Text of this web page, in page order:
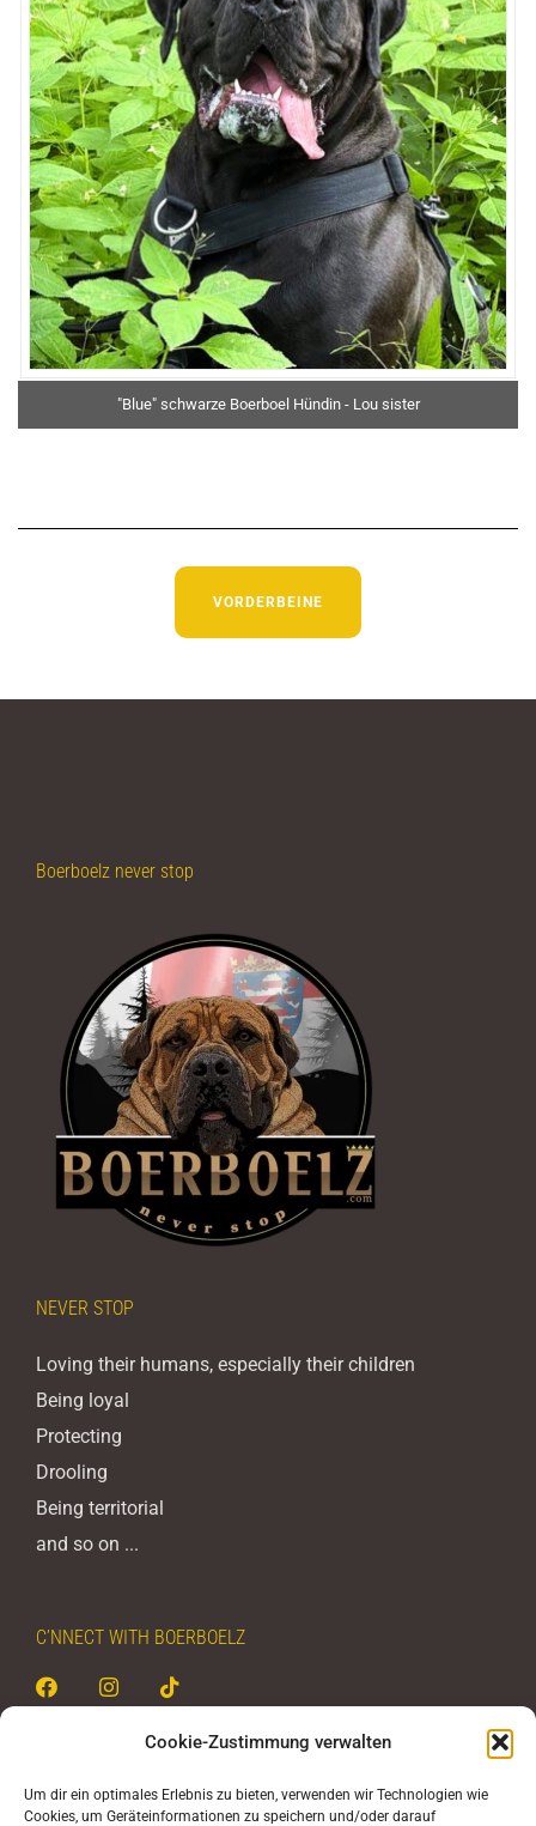
Cookie-Zustimmung verwalten
Um dir ein optimales Erlebnis zu bieten, verwenden wir Technologien wie
Cookies, um Geräteinformationen zu speichern und/oder darauf
"Blue" schwarze Boerboel Hündin - Lou sister
VORDERBEINE
Boerboelz never stop
NEVER STOP
Loving their humans, especially their children
Being loyal
Protecting
Drooling
Being territorial
and so on ...
C’NNECT WITH BOERBOELZ
BOERBOELZ - never stop
Christoph Rehak